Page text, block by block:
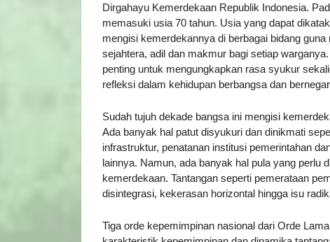
Dirgahayu Kemerdekaan Republik Indonesia.
memasuki usia 70 tahun. Usia yang dapat
mengisi kemerdekannya di berbagai bidang
sejahtera, adil dan makmur bagi setiap
penting untuk mengungkapkan rasa syukur
refleksi dalam kehidupan berbangsa dan
Sudah tujuh dekade bangsa ini mengisi
Ada banyak hal patut disyukuri dan dinikmati
infrastruktur, penatanan institusi pemerintahan
lainnya. Namun, ada banyak hal pula yang perlu
kemerdekaan. Tantangan seperti pemerataan
disintegrasi, kekerasan horizontal hingga isu
Tiga orde kepemimpinan nasional dari Orde